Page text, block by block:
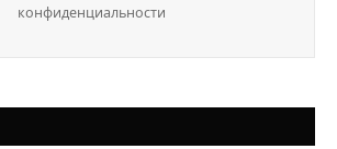
конфиденциальности